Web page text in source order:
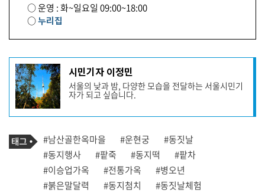
○ 운영 : 화~일요일 09:00~18:00
○누리집
기
사
작
성
자
프
필
시민기자 이정민
서울의 낮과 밤, 다양한 모습을 전달하는 서울시민기
자가 되고 싶습니다.
기
사
관
련
태
그
태
그
#남산골한옥마을 #운현궁
#동짓날
#동지행사
#팥죽 #동지떡
#팥차
#이승업가옥
#전통가옥
#병오년
#붉은말달력
#동지첨치
#동짓날체험